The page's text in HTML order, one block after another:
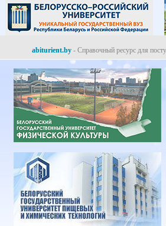
abiturient.by - Справочный ресурс для